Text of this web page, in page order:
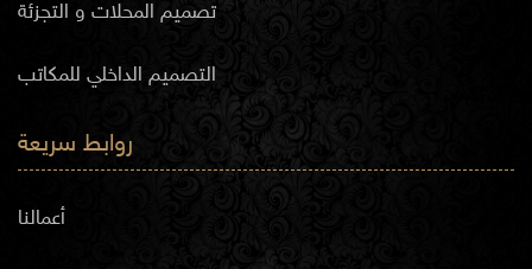
تصميم المحلات و التجزئة
التصميم الداخلي للمكاتب
روابط سريعة
أعمالنا